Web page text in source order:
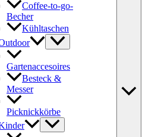
Coffee-to-go-
Becher
Kühltaschen
Gartenaccesoires
Besteck &
Messer
Picknickkörbe